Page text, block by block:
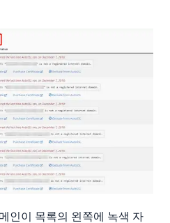
인이 목록의 왼쪽에 녹색 자